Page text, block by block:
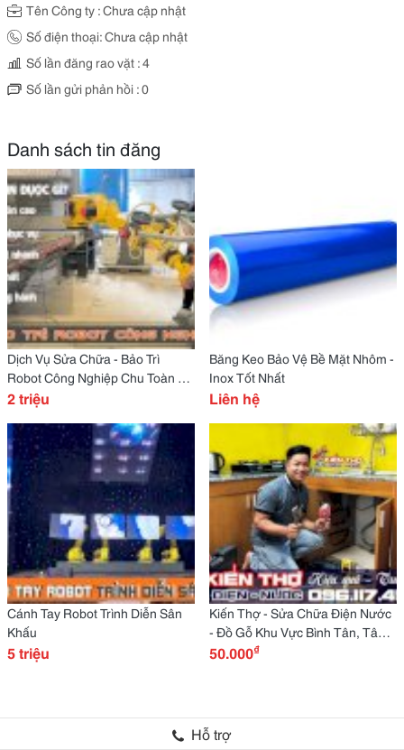
Tên Công ty : Chưa cập nhật
Số điện thoại: Chưa cập nhật
Số lần đăng rao vặt : 4
Số lần gửi phản hồi : 0
Danh sách tin đăng
Dịch Vụ Sửa Chữa - Bảo Trì
Robot Công Nghiệp Chu Toàn Và
Hiệu Quả
2 triệu
Băng Keo Bảo Vệ Bề Mặt Nhôm -
Inox Tốt Nhất
Liên hệ
Cánh Tay Robot Trình Diễn Sân
Khấu
5 triệu
Kiến Thợ - Sửa Chữa Điện Nước
- Đồ Gỗ Khu Vực Bình Tân, Tân
Phú, Tân Bình, Quận 12, Gò
50.000₫
Hỗ trợ